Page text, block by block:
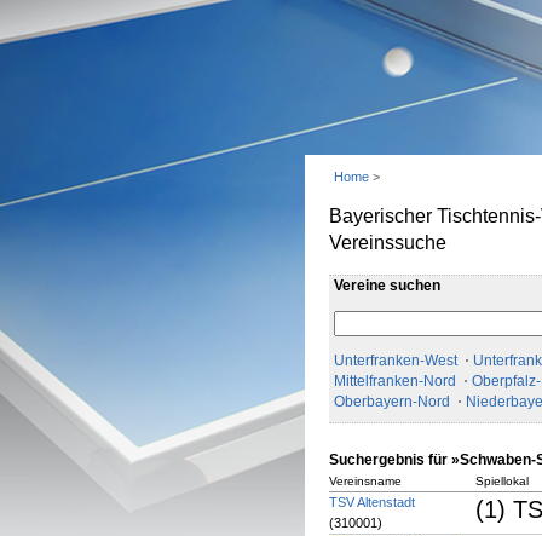
Home >
Bayerischer
Vereinssuche
Vereine suchen
Unterfranken-West
Mittelfranken-Nord
Oberbayern-Nord
Suchergebnis für »Schwaben-
Vereinsname Spiellokal
TSV Altenstadt
(310001)
(1)